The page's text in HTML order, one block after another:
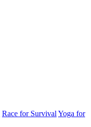
Race for Survival Yoga for